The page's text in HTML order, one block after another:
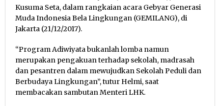
Kusuma Seta, dalam rangkaian acara Gebyar Generasi
Muda Indonesia Bela Lingkungan (GEMILANG), di
Jakarta (21/12/2017).
“Program Adiwiyata bukanlah lomba namun
merupakan pengakuan terhadap sekolah, madrasah
dan pesantren dalam mewujudkan Sekolah Peduli dan
Berbudaya Lingkungan”, tutur Helmi, saat
membacakan sambutan Menteri LHK.